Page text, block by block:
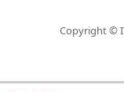
Copyright ©